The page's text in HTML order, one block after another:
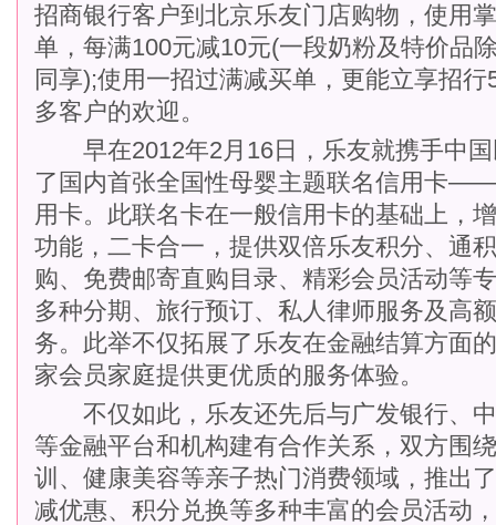
招商银行客户到北京乐友门店购物，使用
单，每满100元减10元(一段奶粉及特价品
同享);使用一招过满减买单，更能立享招
多客户的欢迎。
早在2012年2月16日，乐友就携手中国
了国内首张全国性母婴主题联名信用卡
用卡。此联名卡在一般信用卡的基础上，
功能，二卡合一，提供双倍乐友积分、通
购、免费邮寄直购目录、精彩会员活动等
多种分期、旅行预订、私人律师服务及高
务。此举不仅拓展了乐友在金融结算方面
家会员家庭提供更优质的服务体验。
不仅如此，乐友还先后与广发银行、中
等金融平台和机构建有合作关系，双方围
训、健康美容等亲子热门消费领域，推出
减优惠、积分兑换等多种丰富的会员活动